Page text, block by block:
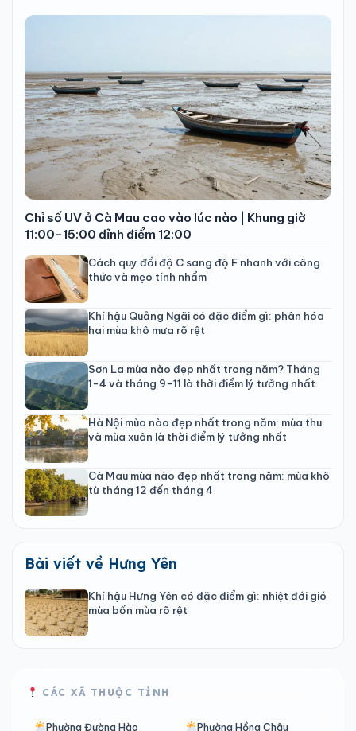
Chỉ số UV ở Cà Mau cao vào lúc nào | Khung giờ
11:00-15:00 đỉnh điểm 12:00
Cách quy đổi độ C sang độ F nhanh với công
thức và mẹo tính nhẩm
Khí hậu Quảng Ngãi có đặc điểm gì: phân hóa
hai mùa khô mưa rõ rệt
Sơn La mùa nào đẹp nhất trong năm? Tháng
1-4 và tháng 9-11 là thời điểm lý tưởng nhất.
Hà Nội mùa nào đẹp nhất trong năm: mùa thu
và mùa xuân là thời điểm lý tưởng nhất
Cà Mau mùa nào đẹp nhất trong năm: mùa khô
từ tháng 12 đến tháng 4
Bài viết về Hưng Yên
Khí hậu Hưng Yên có đặc điểm gì: nhiệt đới gió
mùa bốn mùa rõ rệt
CÁC XÃ THUỘC TỈNH
Phường Đường Hào Phường Hồng Châu